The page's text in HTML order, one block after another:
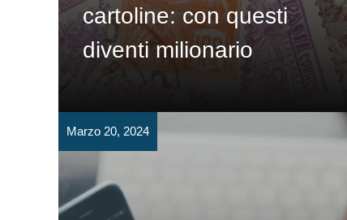
cartoline: con questi
diventi milionario
Marzo 20, 2024